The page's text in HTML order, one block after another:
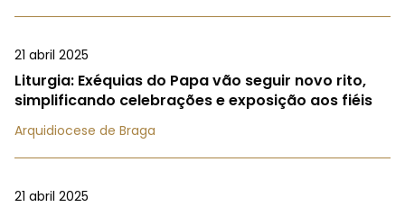
21 abril 2025
Liturgia: Exéquias do Papa vão seguir novo rito,
simplificando celebrações e exposição aos fiéis
Arquidiocese de Braga
21 abril 2025